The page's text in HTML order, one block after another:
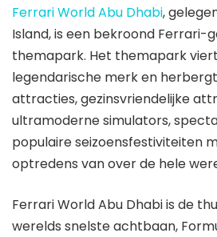
Ferrari World Abu Dhabi,
Island, is een bekroond Ferrari-
themapark. Het themapark
legendarische merk en
attracties, gezinsvriendelijke
ultramoderne simulators,
populaire seizoensfestiviteiten
optredens van over de hele
Ferrari World Abu Dhabi is de
werelds snelste achtbaan,